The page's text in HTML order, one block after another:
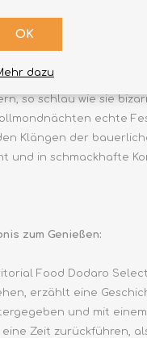
so schlau wie sie
echte
Klängen der
und in schmackhafte
zum Genießen:
Food Dodaro
erzählt eine
und mit
Zeit zurückführen,
OK
dazu